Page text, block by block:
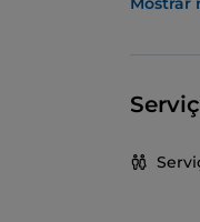
O
Hoje,